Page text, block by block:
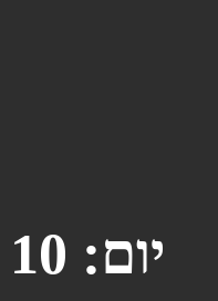
יום: 10 ביוני 2019